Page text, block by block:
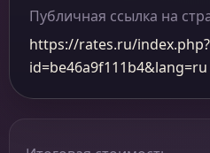
Публичная ссылка на
https://rates.ru/index.php?
id=be46a9f111b4&lang=ru